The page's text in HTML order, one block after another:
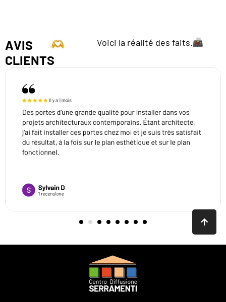
AVIS
CLIENTS
Voici la réalité des faits.